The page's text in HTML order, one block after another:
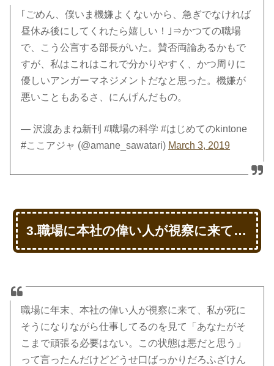
｢ごめん、僕いま機嫌よくないから、急ぎでなければ
昼休み後にしてくれたら嬉しい！｣⇒かつての職場
で、こう公言する部長がいた。賛否両論あるかもで
すが、私はこれはこれで分かりやすく、かつ周りに
優しいアンガーマネジメントだなと思った。機嫌が
悪いこともあるさ、にんげんだもの。
— 沢渡あまね新刊 #職場の科学 #はじめてのkintone
#ここアジャ (@amane_sawatari) March 3, 2019
3.職場に本社の偉い人が視察に来て…
職場に年末、本社の偉い人が視察に来て、私が死に
そうになりながら仕事してるのを見て「あなたがそ
こまで頑張る必要はない。この状態は悪だと思う」
って言ったんだけどどうせ口ばっかりだろふざけん